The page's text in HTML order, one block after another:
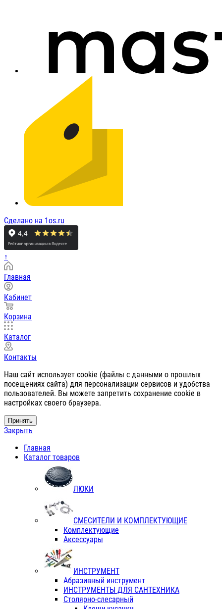
Сделано на 1os.ru
↑
Главная
Кабинет
Корзина
Каталог
Контакты
Наш сайт использует cookie (файлы с данными о прошлых
посещениях сайта) для персонализации сервисов и удобства
пользователей. Вы можете запретить сохранение cookie в
настройках своего браузера.
Принять
Закрыть
Главная
Каталог товаров
ЛЮКИ
СМЕСИТЕЛИ И КОМПЛЕКТУЮЩИЕ
Комплектующие
Аксессуары
ИНСТРУМЕНТ
Абразивный инструмент
ИНСТРУМЕНТЫ ДЛЯ САНТЕХНИКА
Столярно-слесарный